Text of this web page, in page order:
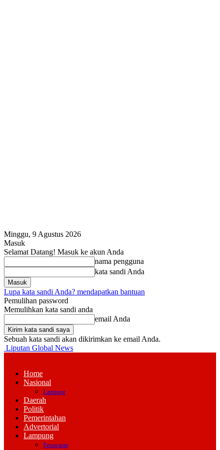
Minggu, 9 Agustus 2026
Masuk
Selamat Datang! Masuk ke akun Anda
nama pengguna
kata sandi Anda
Lupa kata sandi Anda? mendapatkan bantuan
Pemulihan password
Memulihkan kata sandi anda
email Anda
Sebuah kata sandi akan dikirimkan ke email Anda.
Liputan Global News
Home
Nasional
Lampung
Daerah
Politik
Pemerintahan
Advertorial
Lampung
Pesawaran